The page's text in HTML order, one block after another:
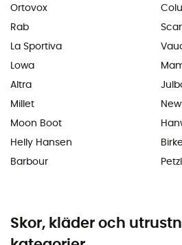
Ortovox
Rab
La Sportiva
Lowa
Altra
Millet
Moon Boot
Helly Hansen
Barbour
Petzl
Skor, kläder och